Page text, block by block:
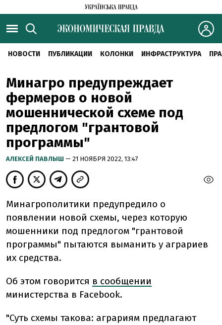
НОВОСТИ ПУБЛИКАЦИИ КОЛОНКИ ИНФРАСТРУКТУРА
Минагро предупреждает
фермеров о новой
мошеннической схеме под
предлогом "грантовой
программы"
АЛЕКСЕЙ ПАВЛЫШ — 21 НОЯБРЯ 2022, 13:47
Минагрополитики предупредило о
появлении новой схемы, через которую
мошенники под предлогом "грантовой
программы" пытаются выманить у аграриев
их средства.
Об этом говорится в сообщении
министерства в Facebook.
"Суть схемы такова: аграриям предлагают